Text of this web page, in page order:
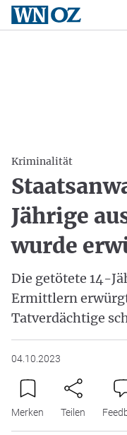
Kriminalität
Jährige
wurde
Die getötete 14-
Ermittlern
Tatverdächtige
04.10.2023
Merken Teilen